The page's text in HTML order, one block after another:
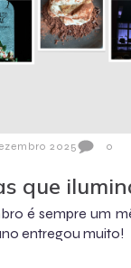
2025 0
que
é sempre um
entregou muito!